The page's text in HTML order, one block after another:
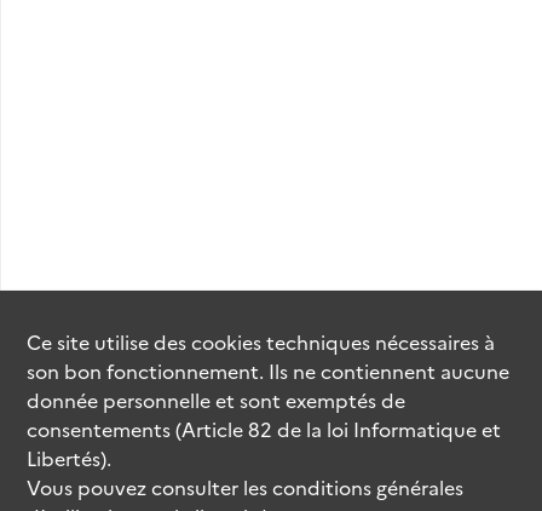
Ce site utilise descookiestechniques nécessaires à
son bon fonctionnement. Ils ne contiennent aucune
donnée personnelle et sont exemptés de
consentements (Article 82 de la loi Informatique et
Libertés).
Vous pouvez consulter les conditions générales